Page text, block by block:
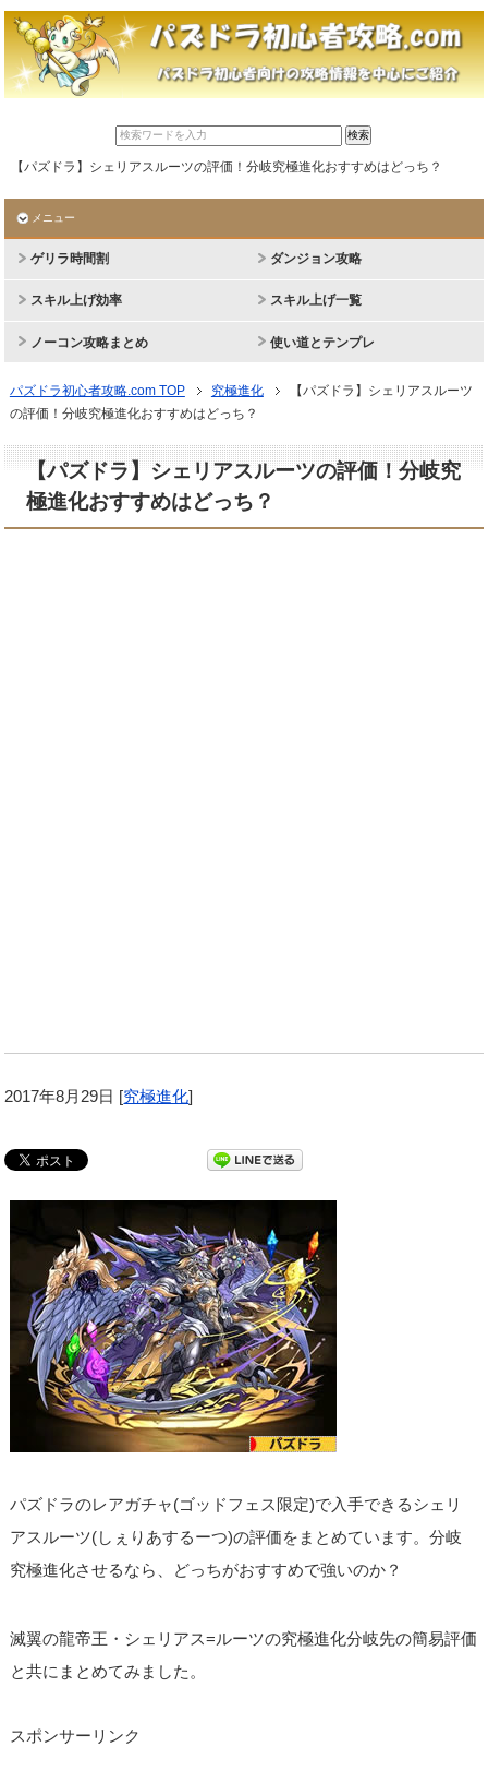
【パズドラ】シェリアスルーツの評価！分岐究極進化おすすめはどっち？
メニュー
ゲリラ時間割 ダンジョン攻略
スキル上げ効率 スキル上げ一覧
ノーコン攻略まとめ 使い道とテンプレ
パズドラ初心者攻略.com TOP 究極進化
【パズドラ】シェリアスルーツ
の評価！分岐究極進化おすすめはどっち？
【パズドラ】シェリアスルーツの評価！分岐究
極進化おすすめはどっち？
2017年8月29日 [究極進化]
パズドラのレアガチャ(ゴッドフェス限定)で入手できるシェリ
アスルーツ(しぇりあするーつ)の評価をまとめています。分岐
究極進化させるなら、どっちがおすすめで強いのか？
滅翼の龍帝王・シェリアス=ルーツの究極進化分岐先の簡易評価
と共にまとめてみました。
スポンサーリンク